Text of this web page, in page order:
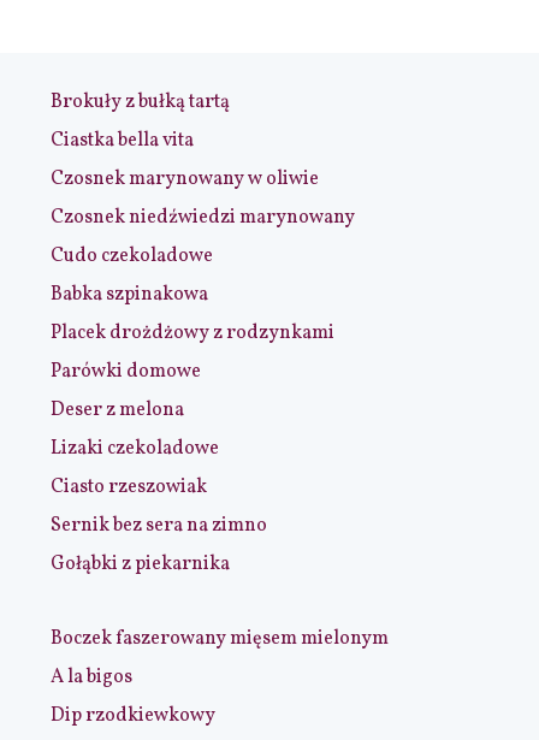
Brokuły z bułką tartą
Ciastka bella vita
Czosnek marynowany w oliwie
Czosnek niedźwiedzi marynowany
Cudo czekoladowe
Babka szpinakowa
Placek drożdżowy z rodzynkami
Parówki domowe
Deser z melona
Lizaki czekoladowe
Ciasto rzeszowiak
Sernik bez sera na zimno
Gołąbki z piekarnika
Boczek faszerowany mięsem mielonym
A la bigos
Dip rzodkiewkowy